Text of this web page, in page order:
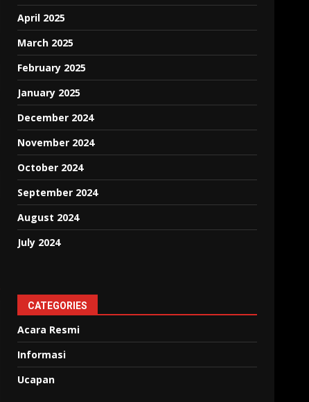
April 2025
March 2025
February 2025
January 2025
December 2024
November 2024
October 2024
September 2024
August 2024
July 2024
CATEGORIES
Acara Resmi
Informasi
Ucapan